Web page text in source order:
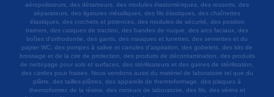
aéropolisseurs, des détartreurs, des modules élastomériques, des ressorts, des
séparateurs, des ligatures métalliques, des fils élastiques, des chaînettes
élastiques, des crochets et potences, des modules de sécurité, des position
trainers, des casques de traction, des bandes de nuque, des arcs faciaux, des
boîtes d'orthodontie, des gants, des masques et lunettes, des serviettes et du
papier WC, des pompes à salive et canules d'aspiration, des gobelets, des kits de
brossage et de la cire de protection, des produits de décontamination, des produits
de nettoyage pour sols et surfaces, des stérilisateurs et des gaines de stérilisation,
des cardes pour fraises. Nous vendons aussi du matériel de laboratoire tel que du
plâtre, des tailles-plâtres, des appareils de thermoformage, des plaques à
thermoformer, de la résine, des moteurs de laboratoire, des fils, des vérins et